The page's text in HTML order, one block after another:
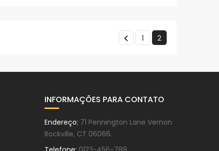
 1 2
INFORMAÇÕES PARA CONTATO
Endereço: 71 Pennington Lane Vernon
Rockville, CT 06066.